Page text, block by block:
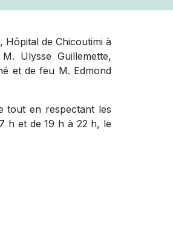
Hôpital de Chicoutimi à
Ulysse Guillemette,
et de feu M. Edmond
tout en respectant les
h et de 19 h à 22 h, le